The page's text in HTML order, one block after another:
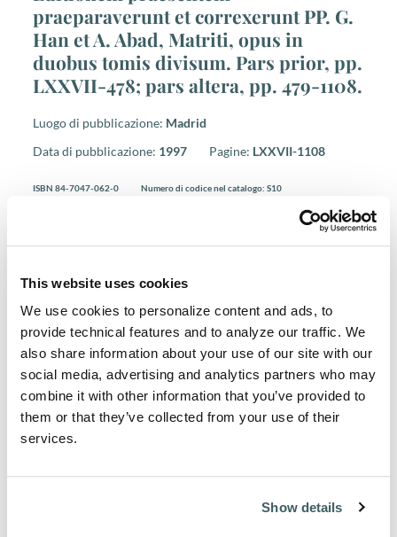
This website uses cookies
We use cookies to personalize content and ads, to
provide technical features and to analyze our traffic. We
also share information about your use of our site with our
social media, advertising and analytics partners who may
combine it with other information that you’ve provided to
them or that they’ve collected from your use of their
services.
Show details
praeparaverunt et correxerunt PP. G.
Han et A. Abad, Matriti, opus in
duobus tomis divisum. Pars prior, pp.
LXXVII-478; pars altera, pp. 479-1108.
Luogo di pubblicazione: Madrid
Data di pubblicazione: 1997 Pagine: LXXVII-1108
ISBN 84-7047-062-0 Numero di codice nel catalogo: S10
Acquista pressoLibreria Internazionale
* Solo carta di credito o bonifico bancario.
ACQUISTA
Francescano italiano, cronista delle missioni in Cina, ha